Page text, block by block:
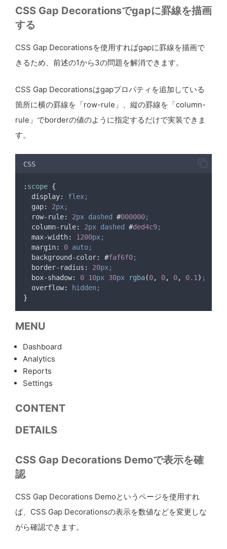
CSS Gap Decorationsでgapに罫線を描画
する
CSS Gap Decorationsを使用すればgapに罫線を描画で
きるため、前述の1から3の問題を解消できます。
CSS Gap Decorationsはgapプロパティを追加している
箇所に横の罫線を「row-rule」、縦の罫線を「column-
rule」でborderの値のように指定するだけで実装できま
す。
CSS
: scope {
display:
flex;
gap: 2px;
  row-rule
: 2px dashed #000000;
column-rule: 2px dashed #ded4c9;
max-width: 1200px;
margin: 0 auto;
background-color: #faf6f0;
border-radius : 20px;
box-shadow: 0 10px 30px rgba(0, 0, 0, 0.1) ;
overflow:
hidden;
}
MENU
Dashboard
Analytics
Reports
Settings
CONTENT
DETAILS
CSS Gap Decorations Demoで表示を確
認
CSS Gap Decorations Demoというページを使用すれ
ば、CSS Gap Decorationsの表示を数値などを変更しな
がら確認できます。